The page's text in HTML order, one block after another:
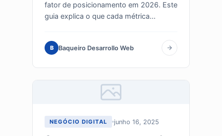
fator de posicionamento em 2026. Este
guia explica o que cada métrica...
B Baqueiro Desarrollo Web
NEGÓCIO DIGITAL junho 16, 2025